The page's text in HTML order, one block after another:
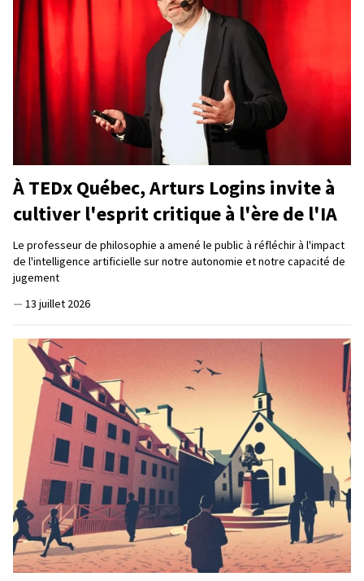
À TEDx Québec, Arturs Logins invite à
cultiver l'esprit critique à l'ère de l'IA
Le professeur de philosophie a amené le public à réfléchir à l'impact
de l'intelligence artificielle sur notre autonomie et notre capacité de
jugement
— 13 juillet 2026